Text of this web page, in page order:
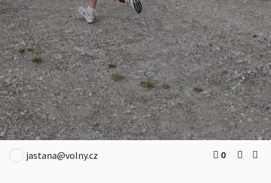
jastana@volny.cz 0